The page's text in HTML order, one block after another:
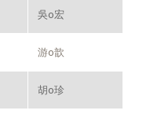
吳o宏
游o歆
胡o珍